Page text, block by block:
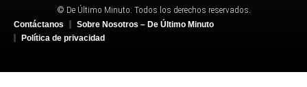
© De Último Minuto. Todos los derechos reservados.
Contáctanos
Sobre Nosotros – De Último Minuto
Política de privacidad